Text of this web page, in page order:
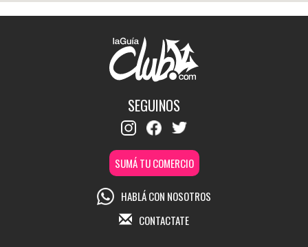
SEGUINOS
SUMÁ TU COMERCIO
HABLÁ CON NOSOTROS
CONTACTATE